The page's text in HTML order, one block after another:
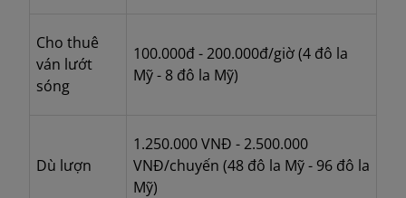
Cho thuê
ván lướt
sóng
100.000đ - 200.000đ/giờ(4 đô la
Mỹ - 8 đô la Mỹ)
Dù lượn
1.250.000 VNĐ - 2.500.000
VNĐ/chuyến (48 đô la Mỹ - 96 đô la
Mỹ)